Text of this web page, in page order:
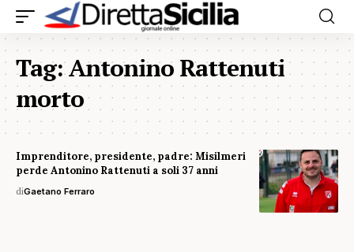
Tag:Antonino Rattenuti
morto
Imprenditore, presidente, padre: Misilmeri
perde Antonino Rattenuti a soli 37 anni
diGaetano Ferraro